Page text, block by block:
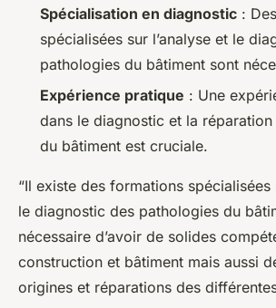
Spécialisation en diagnostic :
spécialisées sur l’analyse et le
pathologies du bâtiment sont
Expérience pratique : Une
dans le diagnostic et la
du bâtiment est cruciale.
“Il existe des formations spécialisées
le diagnostic des pathologies du
nécessaire d’avoir de solides
construction et bâtiment mais aussi
origines et réparations des